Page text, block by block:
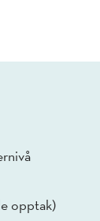
opptak)